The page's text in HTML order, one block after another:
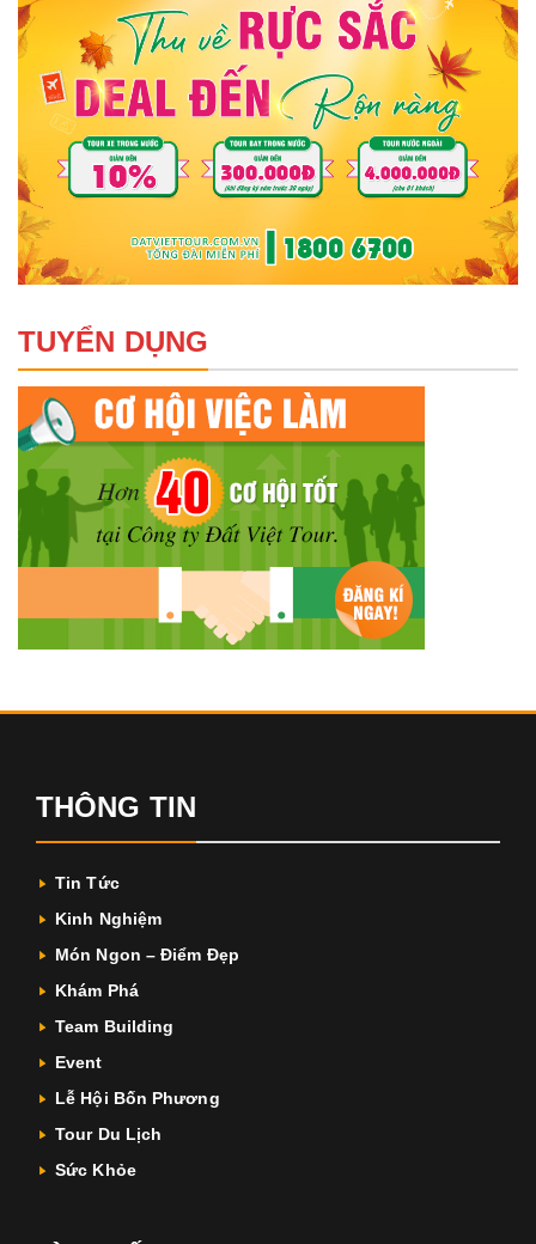
TUYỂN DỤNG
THÔNG TIN
Tin Tức
Kinh Nghiệm
Món Ngon – Điểm Đẹp
Khám Phá
Team Building
Event
Lễ Hội Bốn Phương
Tour Du Lịch
Sức Khỏe